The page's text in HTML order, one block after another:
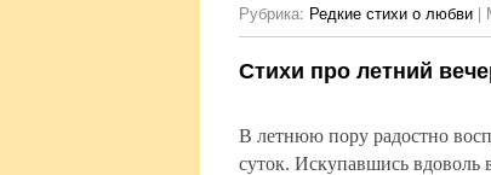
Рубрика: Редкие стихи о любви |
Стихи про летний
В летнюю пору радостно
суток. Искупавшись